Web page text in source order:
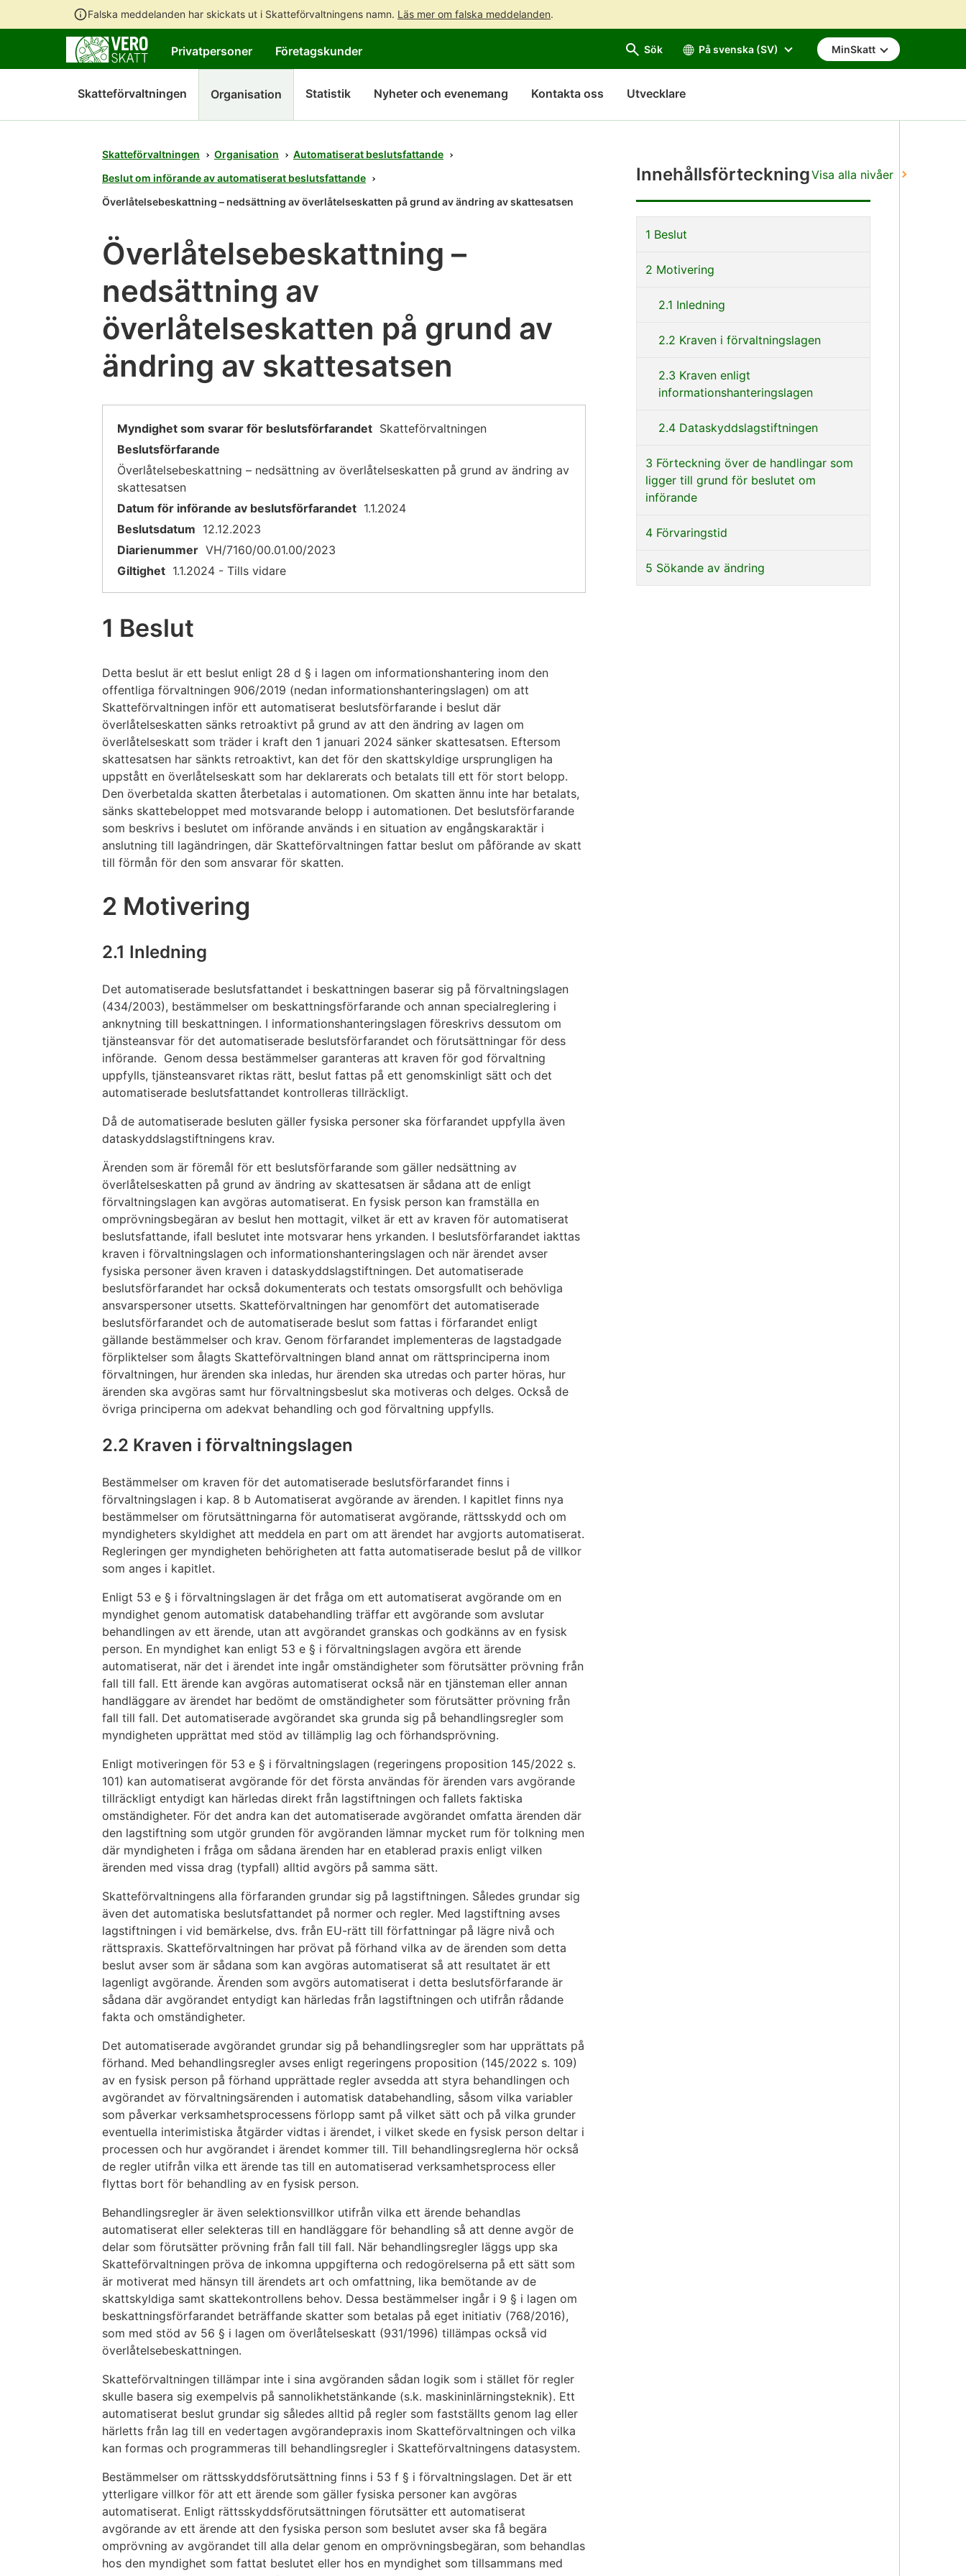
Falska meddelanden har skickats ut i Skatteförvaltningens namn. Läs mer om falska meddelanden.
till
innehållet
hela
webbplatsens
Privatpersoner Företagskunder Sök På svenska (SV) MinSkatt
Skatteförvaltningen Organisation Statistik Nyheter och evenemang Kontakta oss Utvecklare
InnehållsförteckningVisa alla nivåer
direkt
innehållet
1 Beslut
2 Motivering
2.1 Inledning
2.2 Kraven i förvaltningslagen
2.3 Kraven enligt
informationshanteringslagen
2.4 Dataskyddslagstiftningen
3 Förteckning över de handlingar som
ligger till grund för beslutet om
införande
4 Förvaringstid
5 Sökande av ändring
Skatteförvaltningen Organisation
Automatiserat beslutsfattande
Beslut om införande av automatiserat beslutsfattande
Överlåtelsebeskattning – nedsättning av överlåtelseskatten på grund av ändring av skattesatsen
Överlåtelsebeskattning –
nedsättning av
överlåtelseskatten på grund av
ändring av skattesatsen
Myndighet som svarar för beslutsförfarandet Skatteförvaltningen
Beslutsförfarande
Överlåtelsebeskattning – nedsättning av överlåtelseskatten på grund av ändring av
skattesatsen
Datum för införande av beslutsförfarandet 1.1.2024
Beslutsdatum 12.12.2023
Diarienummer VH/7160/00.01.00/2023
Giltighet 1.1.2024 - Tills vidare
1 Beslut
Detta beslut är ett beslut enligt 28 d § i lagen om informationshantering inom den
offentliga förvaltningen 906/2019 (nedan informationshanteringslagen) om att
Skatteförvaltningen inför ett automatiserat beslutsförfarande i beslut där
överlåtelseskatten sänks retroaktivt på grund av att den ändring av lagen om
överlåtelseskatt som träder i kraft den 1 januari 2024 sänker skattesatsen. Eftersom
skattesatsen har sänkts retroaktivt, kan det för den skattskyldige ursprungligen ha
uppstått en överlåtelseskatt som har deklarerats och betalats till ett för stort belopp.
Den överbetalda skatten återbetalas i automationen. Om skatten ännu inte har betalats,
sänks skattebeloppet med motsvarande belopp i automationen. Det beslutsförfarande
som beskrivs i beslutet om införande används i en situation av engångskaraktär i
anslutning till lagändringen, där Skatteförvaltningen fattar beslut om påförande av skatt
till förmån för den som ansvarar för skatten.
2 Motivering
2.1 Inledning
Det automatiserade beslutsfattandet i beskattningen baserar sig på förvaltningslagen
(434/2003), bestämmelser om beskattningsförfarande och annan specialreglering i
anknytning till beskattningen. I informationshanteringslagen föreskrivs dessutom om
tjänsteansvar för det automatiserade beslutsförfarandet och förutsättningar för dess
införande. Genom dessa bestämmelser garanteras att kraven för god förvaltning
uppfylls, tjänsteansvaret riktas rätt, beslut fattas på ett genomskinligt sätt och det
automatiserade beslutsfattandet kontrolleras tillräckligt.
Då de automatiserade besluten gäller fysiska personer ska förfarandet uppfylla även
dataskyddslagstiftningens krav.
Ärenden som är föremål för ett beslutsförfarande som gäller nedsättning av
överlåtelseskatten på grund av ändring av skattesatsen är sådana att de enligt
förvaltningslagen kan avgöras automatiserat. En fysisk person kan framställa en
omprövningsbegäran av beslut hen mottagit, vilket är ett av kraven för automatiserat
beslutsfattande, ifall beslutet inte motsvarar hens yrkanden. I beslutsförfarandet iakttas
kraven i förvaltningslagen och informationshanteringslagen och när ärendet avser
fysiska personer även kraven i dataskyddslagstiftningen. Det automatiserade
beslutsförfarandet har också dokumenterats och testats omsorgsfullt och behövliga
ansvarspersoner utsetts. Skatteförvaltningen har genomfört det automatiserade
beslutsförfarandet och de automatiserade beslut som fattas i förfarandet enligt
gällande bestämmelser och krav. Genom förfarandet implementeras de lagstadgade
förpliktelser som ålagts Skatteförvaltningen bland annat om rättsprinciperna inom
förvaltningen, hur ärenden ska inledas, hur ärenden ska utredas och parter höras, hur
ärenden ska avgöras samt hur förvaltningsbeslut ska motiveras och delges. Också de
övriga principerna om adekvat behandling och god förvaltning uppfylls.
2.2 Kraven i förvaltningslagen
Bestämmelser om kraven för det automatiserade beslutsförfarandet finns i
förvaltningslagen i kap. 8 b Automatiserat avgörande av ärenden. I kapitlet finns nya
bestämmelser om förutsättningarna för automatiserat avgörande, rättsskydd och om
myndigheters skyldighet att meddela en part om att ärendet har avgjorts automatiserat.
Regleringen ger myndigheten behörigheten att fatta automatiserade beslut på de villkor
som anges i kapitlet.
Enligt 53 e § i förvaltningslagen är det fråga om ett automatiserat avgörande om en
myndighet genom automatisk databehandling träffar ett avgörande som avslutar
behandlingen av ett ärende, utan att avgörandet granskas och godkänns av en fysisk
person. En myndighet kan enligt 53 e § i förvaltningslagen avgöra ett ärende
automatiserat, när det i ärendet inte ingår omständigheter som förutsätter prövning från
fall till fall. Ett ärende kan avgöras automatiserat också när en tjänsteman eller annan
handläggare av ärendet har bedömt de omständigheter som förutsätter prövning från
fall till fall. Det automatiserade avgörandet ska grunda sig på behandlingsregler som
myndigheten upprättat med stöd av tillämplig lag och förhandsprövning.
Enligt motiveringen för 53 e § i förvaltningslagen (regeringens proposition 145/2022 s.
101) kan automatiserat avgörande för det första användas för ärenden vars avgörande
tillräckligt entydigt kan härledas direkt från lagstiftningen och fallets faktiska
omständigheter. För det andra kan det automatiserade avgörandet omfatta ärenden där
den lagstiftning som utgör grunden för avgöranden lämnar mycket rum för tolkning men
där myndigheten i fråga om sådana ärenden har en etablerad praxis enligt vilken
ärenden med vissa drag (typfall) alltid avgörs på samma sätt.
Skatteförvaltningens alla förfaranden grundar sig på lagstiftningen. Således grundar sig
även det automatiska beslutsfattandet på normer och regler. Med lagstiftning avses
lagstiftningen i vid bemärkelse, dvs. från EU-rätt till författningar på lägre nivå och
rättspraxis. Skatteförvaltningen har prövat på förhand vilka av de ärenden som detta
beslut avser som är sådana som kan avgöras automatiserat så att resultatet är ett
lagenligt avgörande. Ärenden som avgörs automatiserat i detta beslutsförfarande är
sådana där avgörandet entydigt kan härledas från lagstiftningen och utifrån rådande
fakta och omständigheter.
Det automatiserade avgörandet grundar sig på behandlingsregler som har upprättats på
förhand. Med behandlingsregler avses enligt regeringens proposition (145/2022 s. 109)
av en fysisk person på förhand upprättade regler avsedda att styra behandlingen och
avgörandet av förvaltningsärenden i automatisk databehandling, såsom vilka variabler
som påverkar verksamhetsprocessens förlopp samt på vilket sätt och på vilka grunder
eventuella interimistiska åtgärder vidtas i ärendet, i vilket skede en fysisk person deltar i
processen och hur avgörandet i ärendet kommer till. Till behandlingsreglerna hör också
de regler utifrån vilka ett ärende tas till en automatiserad verksamhetsprocess eller
flyttas bort för behandling av en fysisk person.
Behandlingsregler är även selektionsvillkor utifrån vilka ett ärende behandlas
automatiserat eller selekteras till en handläggare för behandling så att denne avgör de
delar som förutsätter prövning från fall till fall. När behandlingsregler läggs upp ska
Skatteförvaltningen pröva de inkomna uppgifterna och redogörelserna på ett sätt som
är motiverat med hänsyn till ärendets art och omfattning, lika bemötande av de
skattskyldiga samt skattekontrollens behov. Dessa bestämmelser ingår i 9 § i lagen om
beskattningsförfarandet beträffande skatter som betalas på eget initiativ (768/2016),
som med stöd av 56 § i lagen om överlåtelseskatt (931/1996) tillämpas också vid
överlåtelsebeskattningen.
Skatteförvaltningen tillämpar inte i sina avgöranden sådan logik som i stället för regler
skulle basera sig exempelvis på sannolikhetstänkande (s.k. maskininlärningsteknik). Ett
automatiserat beslut grundar sig således alltid på regler som fastställts genom lag eller
härletts från lag till en vedertagen avgörandepraxis inom Skatteförvaltningen och vilka
kan formas och programmeras till behandlingsregler i Skatteförvaltningens datasystem.
Bestämmelser om rättsskyddsförutsättning finns i 53 f § i förvaltningslagen. Det är ett
ytterligare villkor för att ett ärende som gäller fysiska personer kan avgöras
automatiserat. Enligt rättsskyddsförutsättningen förutsätter ett automatiserat
avgörande av ett ärende att den fysiska person som beslutet avser ska få begära
omprövning av avgörandet till alla delar genom en omprövningsbegäran, som behandlas
hos den myndighet som fattat beslutet eller hos en myndighet som tillsammans med